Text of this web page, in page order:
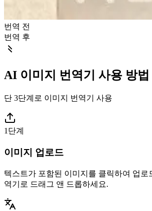
번역 전
번역 후
AI 이미지 번역기 사용 방법
단 3단계로 이미지 번역기 사용
1단계
이미지 업로드
텍스트가 포함된 이미지를 클릭하여 업로
역기로 드래그 앤 드롭하세요.